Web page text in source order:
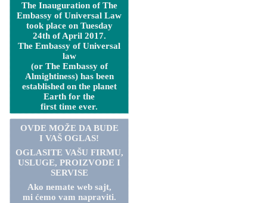
The Inauguration of The
Embassy of Universal Law
took place on Tuesday
24th of April 2017.
The Embassy of Universal
law
(or The Embassy of
Almightiness) has been
established on the planet
Earth for the
first time ever.
OVDE MOŽE DA BUDE
I VAŠ OGLAS!
OGLASITE VAŠU FIRMU,
USLUGE, PROIZVODE I
SERVISE
Ako nemate web sajt,
mi ćemo vam napraviti.